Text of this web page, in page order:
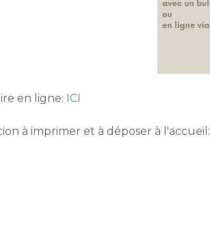
en ligne: ICI
à imprimer et à déposer à l'accueil: